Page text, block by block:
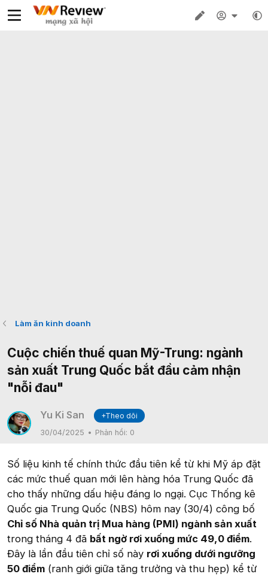
Làm ăn kinh doanh
Cuộc chiến thuế quan Mỹ-Trung: ngành
sản xuất Trung Quốc bắt đầu cảm nhận
"nỗi đau"
Yu Ki San
+Theo dõi
30/04/2025
Phản hồi: 0
Số liệu kinh tế chính thức đầu tiên kể từ khi Mỹ áp đặt
các mức thuế quan mới lên hàng hóa Trung Quốc đã
cho thấy những dấu hiệu đáng lo ngại. Cục Thống kê
Quốc gia Trung Quốc (NBS) hôm nay (30/4) công bố
Chỉ số Nhà quản trị Mua hàng (PMI) ngành sản xuất
trong tháng 4 đã bất ngờ rơi xuống mức 49,0 điểm.
Đây là lần đầu tiên chỉ số này rơi xuống dưới ngưỡng
50 điểm (ranh giới giữa tăng trưởng và thu hẹp) kể từ